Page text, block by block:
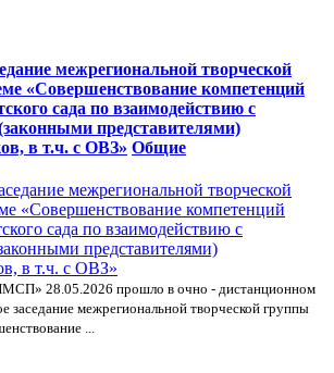
межрегиональной творческой
«Совершенствование компетенций
сада по взаимодействию с
представителями)
в т.ч. с ОВЗ» Общие
28.05.2026 прошло в очно - дистанционном
заседание межрегиональной творческой группы
...